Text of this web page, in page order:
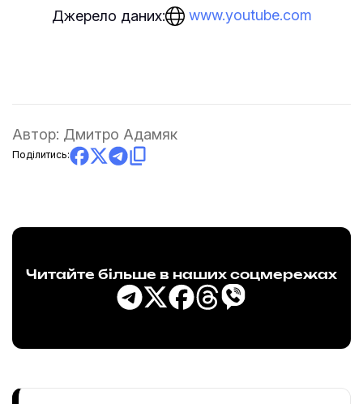
Джерело даних: www.youtube.com
Автор: Дмитро Адамяк
Поділитись:
Читайте більше в наших соцмережах